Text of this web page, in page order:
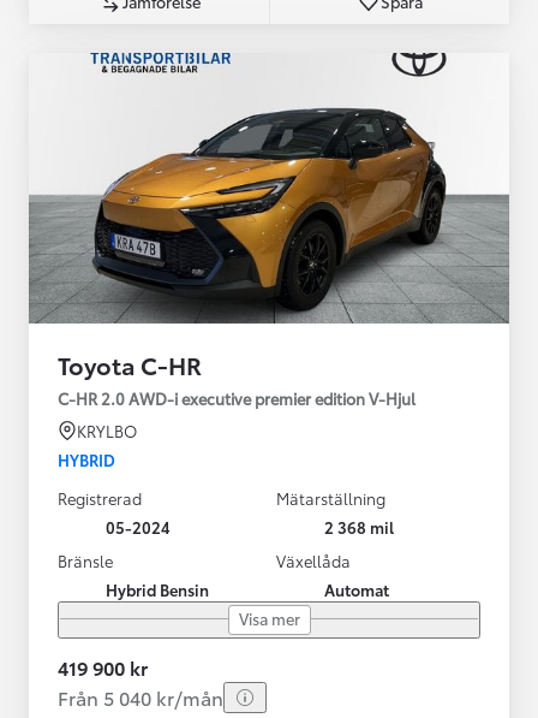
Toyota C-HR
C-HR 2.0 AWD-i executive premier edition V-Hjul
KRYLBO
HYBRID
Registrerad
05-2024
Mätarställning
2 368 mil
Bränsle
Hybrid Bensin
Växellåda
Automat
Visa mer
419 900 kr
Från 5 040 kr/mån